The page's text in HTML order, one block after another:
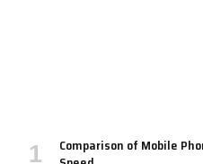
Comparison of Mobile